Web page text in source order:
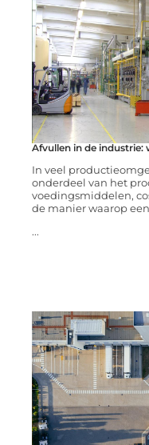
Afvullen in de industrie:
In veel
onderdeel van het
voedingsmiddelen,
de manier waarop een
...